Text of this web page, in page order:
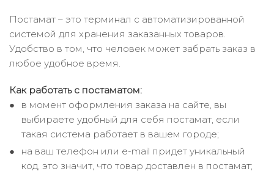
Постамат – это терминал с автоматизированной
системой для хранения заказанных товаров.
Удобство в том, что человек может забрать заказ в
любое удобное время.
Как работать с постаматом:
в момент оформления заказа на сайте, вы
выбираете удобный для себя постамат, если
такая система работает в вашем городе;
на ваш телефон или e-mail придет уникальный
код, это значит, что товар доставлен в постамат;